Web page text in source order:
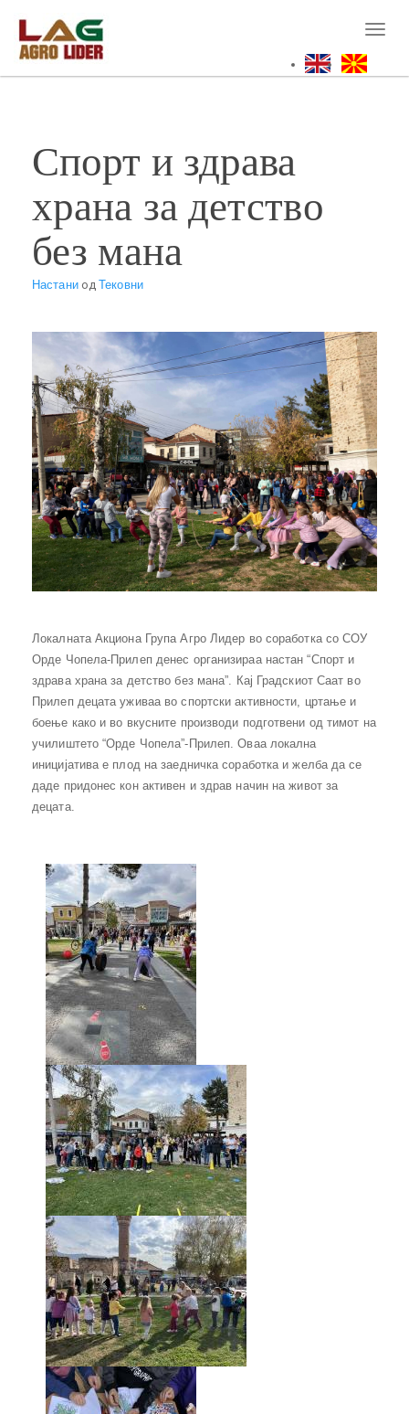
main
content
Спорт и здрава
храна за детство
без мана
НастаниодТековни
Локалната Акциона Група Агро Лидер во соработка со СОУ
Орде Чопела-Прилеп денес организираа настан “Спорт и
здрава храна за детство без мана”. Кај Градскиот Саат во
Прилеп децата уживаа во спортски активности, цртање и
боење како и во вкусните производи подготвени од тимот на
училиштето “Орде Чопела”-Прилеп. Оваа локална
иницијатива е плод на заедничка соработка и желба да се
даде придонес кон активен и здрав начин на живот за
децата.